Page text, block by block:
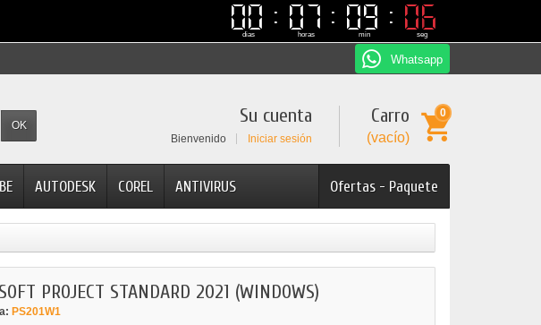
00
00
dias
07
07
horas
09
09
min
05
05
seg
Whatsapp
OK Carro
(vacío)
0
Su cuenta
Bienvenido Iniciar sesión
Ofertas - Paquete
AUTODESK COREL ANTIVIRUS
PROJECT STANDARD 2021 (WINDOWS)
PS201W1